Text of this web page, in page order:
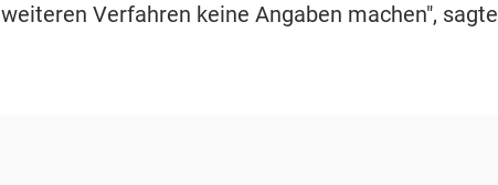
weiteren Verfahren keine Angaben machen",